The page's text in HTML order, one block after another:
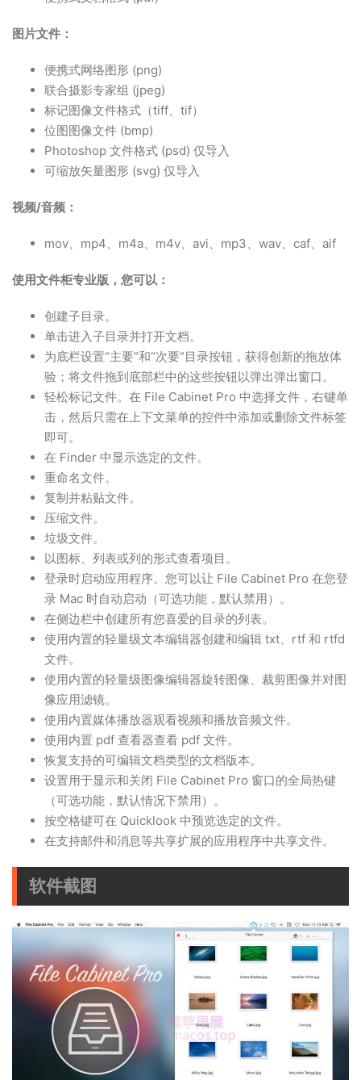
图片文件：
便携式网络图形 (png)
联合摄影专家组 (jpeg)
标记图像文件格式（tiff、tif）
位图图像文件 (bmp)
Photoshop 文件格式 (psd) 仅导入
可缩放矢量图形 (svg) 仅导入
视频/音频：
mov、mp4、m4a、m4v、avi、mp3、wav、caf、aif
使用文件柜专业版，您可以：
创建子目录。
单击进入子目录并打开文档。
为底栏设置“主要”和“次要”目录按钮，获得创新的拖放体
验；将文件拖到底部栏中的这些按钮以弹出弹出窗口。
轻松标记文件。在 File Cabinet Pro 中选择文件，右键单
击，然后只需在上下文菜单的控件中添加或删除文件标签
即可。
在 Finder 中显示选定的文件。
重命名文件。
复制并粘贴文件。
压缩文件。
垃圾文件。
以图标、列表或列的形式查看项目。
登录时启动应用程序。您可以让 File Cabinet Pro 在您登
录 Mac 时自动启动（可选功能，默认禁用）。
在侧边栏中创建所有您喜爱的目录的列表。
使用内置的轻量级文本编辑器创建和编辑 txt、rtf 和 rtfd
文件。
使用内置的轻量级图像编辑器旋转图像、裁剪图像并对图
像应用滤镜。
使用内置媒体播放器观看视频和播放音频文件。
使用内置 pdf 查看器查看 pdf 文件。
恢复支持的可编辑文档类型的文档版本。
设置用于显示和关闭 File Cabinet Pro 窗口的全局热键
（可选功能，默认情况下禁用）。
按空格键可在 Quicklook 中预览选定的文件。
在支持邮件和消息等共享扩展的应用程序中共享文件。
软件截图